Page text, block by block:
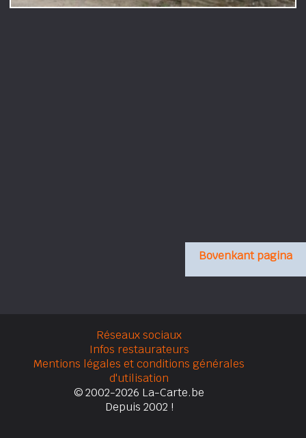
Bovenkant pagina
Réseaux sociaux
Infos restaurateurs
Mentions légales et conditions générales
d'utilisation
© 2002-2026 La-Carte.be
Depuis 2002 !